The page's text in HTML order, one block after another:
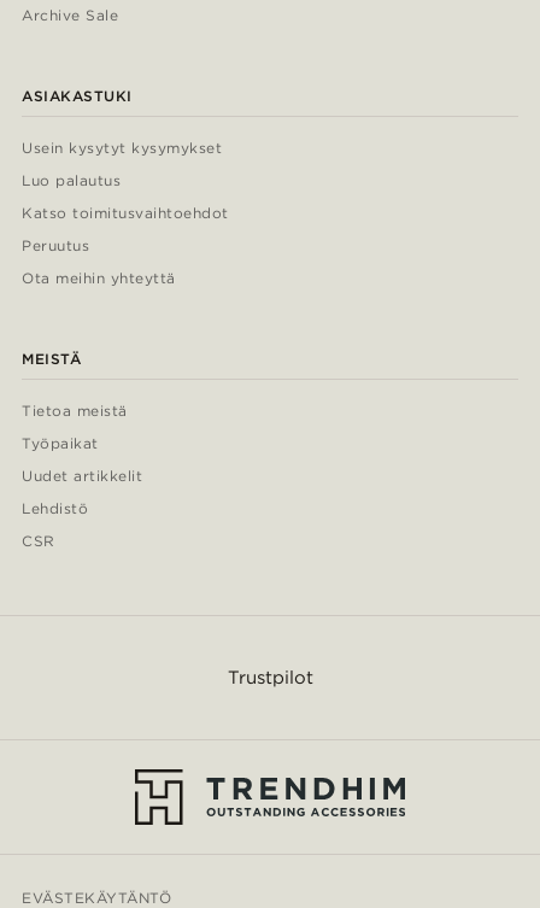
Archive Sale
ASIAKASTUKI
Usein kysytyt kysymykset
Luo palautus
Katso toimitusvaihtoehdot
Peruutus
Ota meihin yhteyttä
MEISTÄ
Tietoa meistä
Työpaikat
Uudet artikkelit
Lehdistö
CSR
Trustpilot
EVÄSTEKÄYTÄNTÖ